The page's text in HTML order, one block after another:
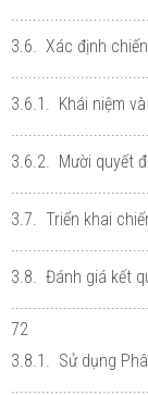
3.6. Xác định
3.6.1. Khái niệm
3.6.2. Mười quyết
3.7. Triển khai
3.8. Đánh giá kết
72
3.8.1. Sử dụng